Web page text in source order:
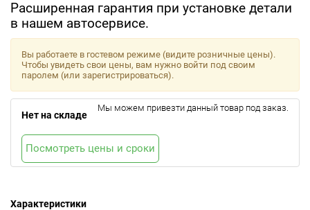
Расширенная гарантия при установке детали
в нашем автосервисе.
Характеристики
Вы работаете в гостевом режиме (видите розничные цены).
Чтобы увидеть свои цены, вам нужно войти под своим
паролем (или зарегистрироваться).
Нет на складе
Мы можем привезти данный товар под заказ.
Посмотреть цены и сроки